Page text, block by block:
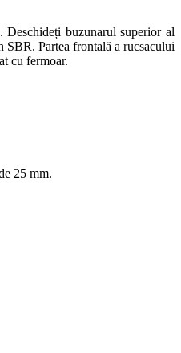
buzunarul superior al
SBR. Partea frontală a rucsacului
cu fermoar.
25 mm.